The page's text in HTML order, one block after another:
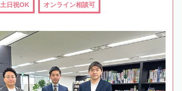
土日祝OK オンライン相談可